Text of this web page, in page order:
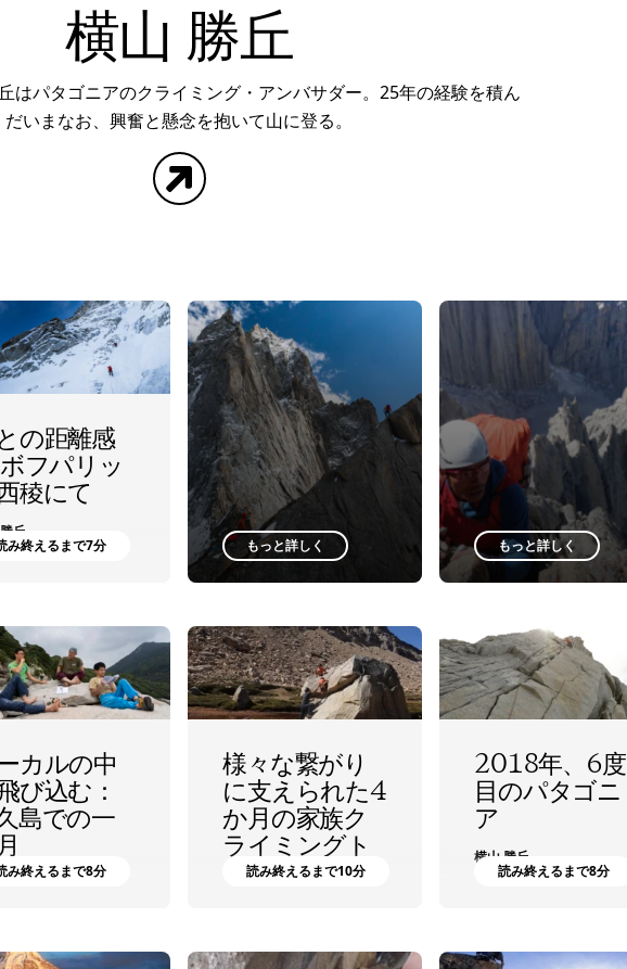
横山 勝丘
はパタゴニアのクライミング・アンバサダー。25年の経験を積ん
だいまなお、興奮と懸念を抱いて山に登る。
の距離感
フパリッ
稜にて
丘
み終えるまで7分 もっと詳しく もっと詳しく
カルの中
び込む：
島での一
丘
み終えるまで8分
様々な繋がり
に支えられた4
か月の家族ク
ライミングト
リップ
読み終えるまで10分
2018年、6度
目のパタゴニ
ア
横山 勝丘
読み終えるまで8分